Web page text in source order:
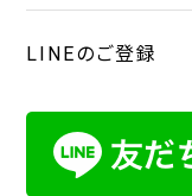
LINEのご登録